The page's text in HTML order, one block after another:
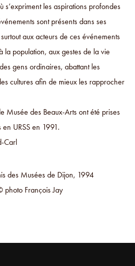
s’expriment les aspirations profondes
sont présents dans ses
aux acteurs de ces événements
la population, aux gestes de la vie
gens ordinaires, abattant les
cultures afin de mieux les rapprocher
Musée des Beaux-Arts ont été prises
URSS en 1991.
Carl
des Musées de Dijon, 1994
François Jay